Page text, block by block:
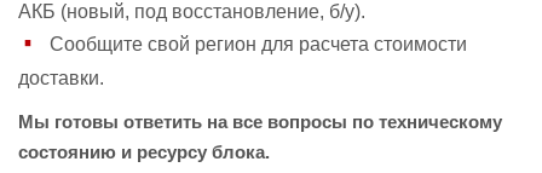
АКБ (новый, под восстановление, б/у).
Сообщите свой регион для расчета стоимости
доставки.
Мы готовы ответить на все вопросы по техническому
состоянию и ресурсу блока.